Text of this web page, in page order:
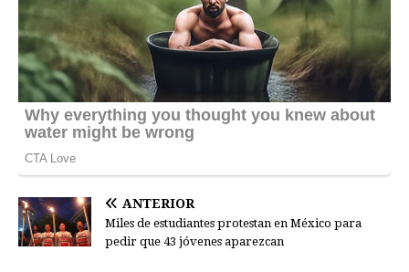
ANTERIOR
Miles de estudiantes protestan en México para
pedir que 43 jóvenes aparezcan